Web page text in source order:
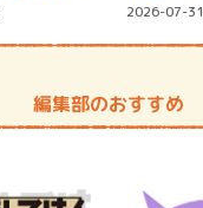
い』
2026-07-31
編集部のおすすめ